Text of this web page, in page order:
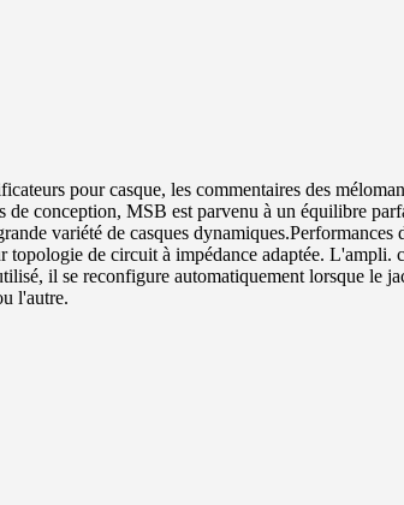
pour casque, les commentaires des
de conception, MSB est parvenu à un équilibre
variété de casques
topologie de circuit à impédance adaptée.
il se reconfigure automatiquement lorsque
l'autre.